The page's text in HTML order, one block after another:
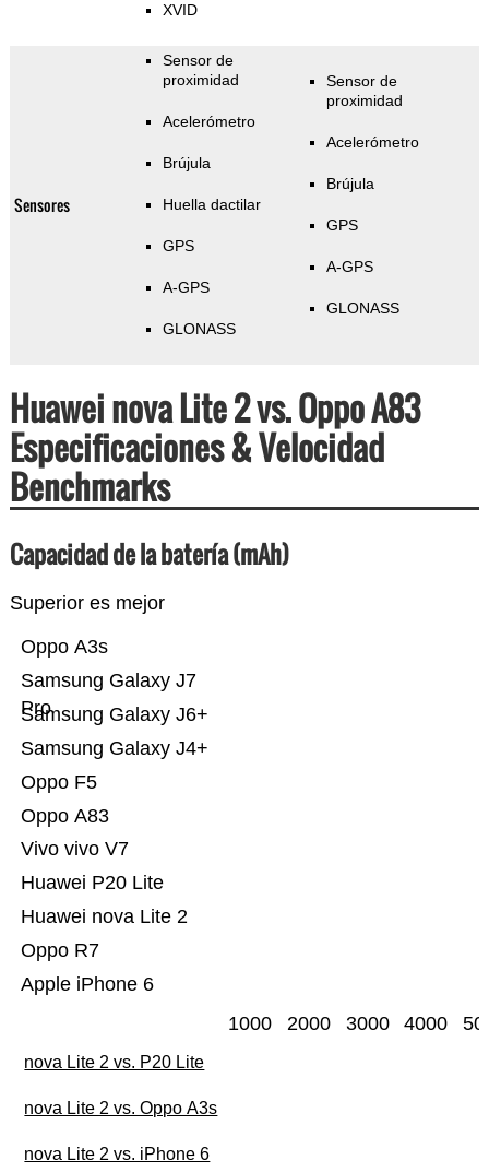
XVID
Sensores
Sensor de
proximidad
Acelerómetro
Brújula
Huella dactilar
GPS
A-GPS
GLONASS
Sensor de
proximidad
Acelerómetro
Brújula
GPS
A-GPS
GLONASS
Huawei nova Lite 2 vs. Oppo A83
Especificaciones & Velocidad
Benchmarks
Capacidad de la batería (mAh)
Superior es mejor
Apple iPhone 6
Oppo R7
Huawei nova Lite 2
Huawei P20 Lite
Vivo vivo V7
Oppo A83
Oppo F5
Samsung Galaxy J4+
Samsung Galaxy J6+
Samsung Galaxy J7
Pro
Oppo A3s
1000 2000 3000 4000
nova Lite 2 vs. P20 Lite
nova Lite 2 vs. Oppo A3s
nova Lite 2 vs. iPhone 6